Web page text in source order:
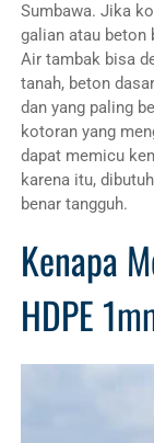
Sumbawa. Jika
galian atau beton
Air tambak bisa
tanah, beton
dan yang paling
kotoran yang
dapat memicu
karena itu,
benar tangguh.
Kenapa
HDPE